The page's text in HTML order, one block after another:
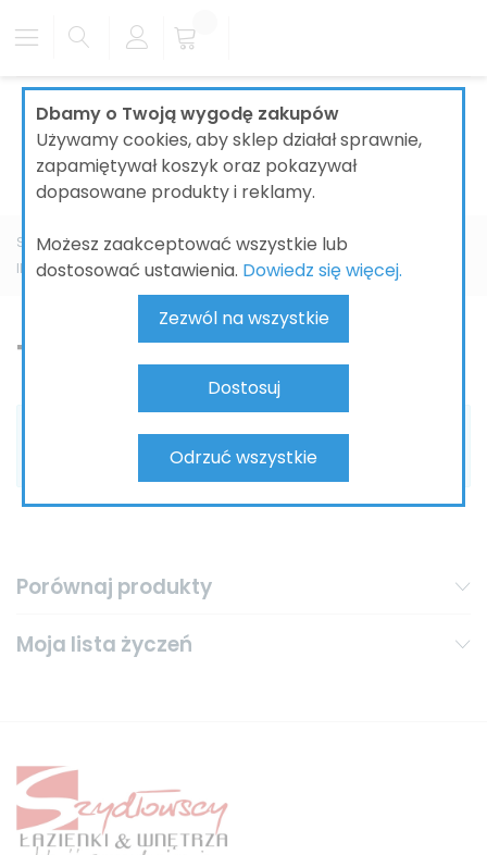
Dbamy o Twoją wygodę zakupów
Używamy cookies, aby sklep działał sprawnie,
zapamiętywał koszyk oraz pokazywał
dopasowane produkty i reklamy.
Możesz zaakceptować wszystkie lub
dostosować ustawienia. Dowiedz się więcej.
Zezwól na wszystkie
Dostosuj
Odrzuć wszystkie
Strona główna ŁAZIENKI MEBLE ŁAZIENKOWE
IDEAL STANDARD
Tempo
Tempo
Nie możemy odnaleźć pasujących produktów do
Porównaj produkty
Moja lista życzeń